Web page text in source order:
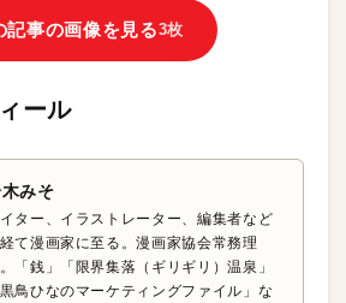
記事の画像を見る3枚
ール
みそ
ター、イラストレーター、編集者など
て漫画家に至る。漫画家協会常務理
「銭」「限界集落（ギリギリ）温泉」
黒鳥ひなのマーケティングファイル」な